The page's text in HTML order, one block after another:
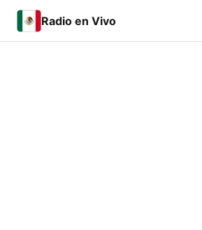
Radio en Vivo